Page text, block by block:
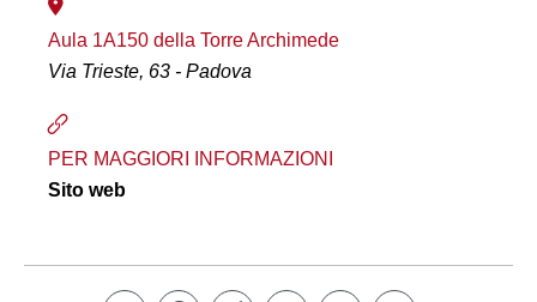
Aula 1A150 della Torre Archimede
Via Trieste, 63 - Padova
PER MAGGIORI INFORMAZIONI
Sito web